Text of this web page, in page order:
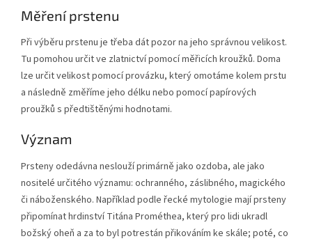
Měření prstenu
Při výběru prstenu je třeba dát pozor na jeho správnou velikost.
Tu pomohou určit ve zlatnictví pomocí měřicích kroužků. Doma
lze určit velikost pomocí provázku, který omotáme kolem prstu
a následně změříme jeho délku nebo pomocí papírových
proužků s předtištěnými hodnotami.
Význam
Prsteny odedávna neslouží primárně jako ozdoba, ale jako
nositelé určitého významu: ochranného, záslibného, magického
či náboženského. Například podle řecké mytologie mají prsteny
připomínat hrdinství Titána Prométhea, který pro lidi ukradl
božský oheň a za to byl potrestán přikováním ke skále; poté, co